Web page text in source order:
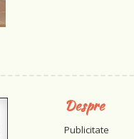
Despre
Publicitate